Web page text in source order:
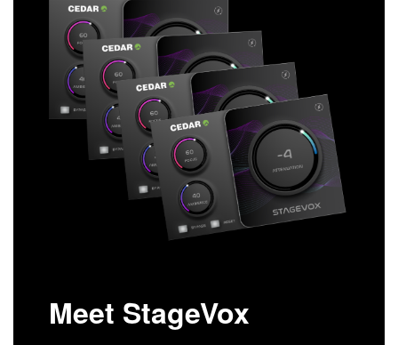
Meet StageVox